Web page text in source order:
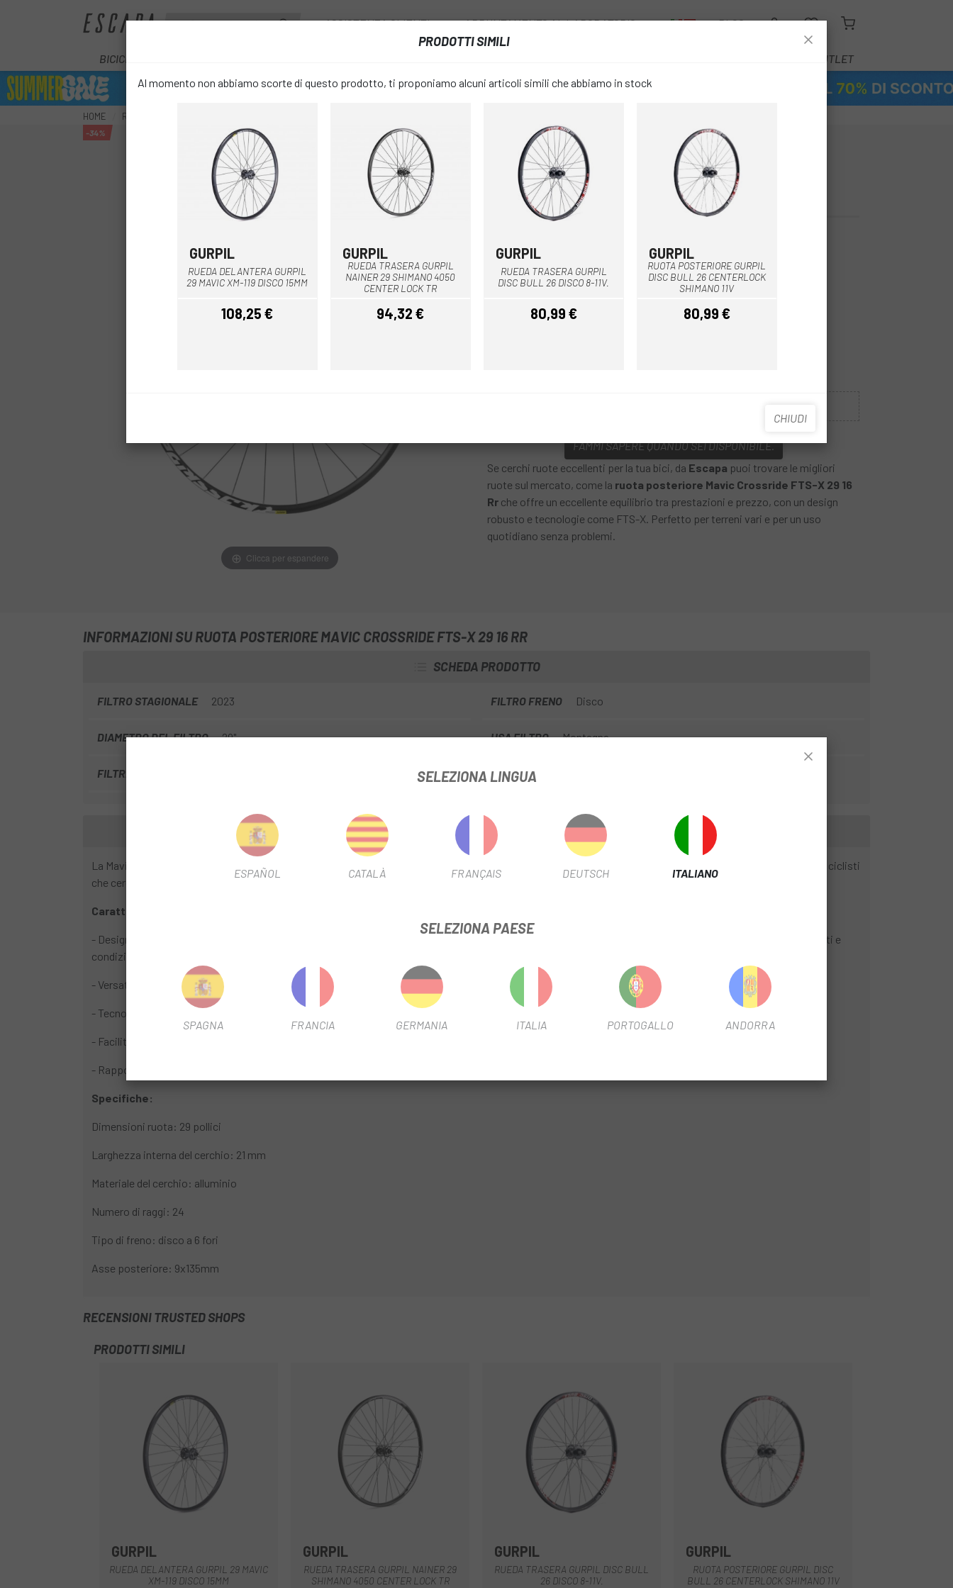
ASSISTENZA CLIENTI APPUNTAMENTO AL LABORATORIO BLOG
BICICLETTE OUTLET
HOME RUOTE
favorite_border
-34%
Clicca per espandere
RUOTA POSTERIORE MAVIC
CROSSRIDE FTS-X 29 16 RR
MISURARE: NO
FAMMI SAPERE QUANDO SEI DISPONIBILE.
PRODOTTI SIMILI
Al momento non abbiamo scorte di questo prodotto, ti proponiamo alcuni articoli simili che abbiamo in stock
GURPIL
RUEDA DELANTERA GURPIL
29 MAVIC XM-119 DISCO 15MM
Prezzo
108,25 €
GURPIL
RUEDA TRASERA GURPIL
NAINER 29 SHIMANO 4050
CENTER LOCK TR
Prezzo
94,32 €
GURPIL
RUEDA TRASERA GURPIL
DISC BULL 26 DISCO 8-11V.
Prezzo
80,99 €
GURPIL
RUOTA POSTERIORE GURPIL
DISC BULL 26 CENTERLOCK
SHIMANO 11V
Prezzo
80,99 €
CHIUDI
Se cerchi ruote eccellenti per la tua bici, da Escapa puoi trovare le migliori
ruote sul mercato, come la ruota posteriore Mavic Crossride FTS-X 29 16
Rr che offre un eccellente equilibrio tra prestazioni e prezzo, con un design
robusto e tecnologie come FTS-X. Perfetto per terreni vari e per un uso
quotidiano senza problemi.
INFORMAZIONI SU RUOTA POSTERIORE MAVIC CROSSRIDE FTS-X 29 16 RR
SCHEDA PRODOTTO
FILTRO STAGIONALE 2023 FILTRO FRENO Disco
DIAMETRO DEL FILTRO 29" USA FILTRO Montagna
FILTRA TIPO DI DISCO
INFORMAZIONI SUL PRODOTTO
La Mavic Crossride FTS-X 29 16 RR è una ruota da montagna progettata per offrire un eccellente equilibrio tra prestazioni e durata. È una scelta popolare tra i ciclisti
che cercano una ruota affidabile e versatile per le loro avventure fuoristrada.
Caratteristiche:
- Design robusto: costruita con materiali di alta qualità, questa ruota è progettata per resistere alle esigenze della mountain bike, compresi terreni accidentati e
condizioni meteorologiche avverse.
- Versatilità: il suo profilo e la sua costruzione lo rendono adatto a un'ampia gamma di stili di mountain bike, dal cross country al trail.
- Tecnologia FTS-X: questo sistema di corpo a ruota libera garantisce un'efficiente trasmissione della potenza e una lunga durata.
- Facilità di manutenzione: i mozzi delle ruote sono facili da regolare e manutenere, riducendo i tempi di fermo della bicicletta.
- Rapporto qualità-prezzo: il Crossride FTS-X offre prestazioni solide a un prezzo competitivo, rendendolo un'opzione interessante per molti ciclisti.
Specifiche:
Dimensioni ruota: 29 pollici
Larghezza interna del cerchio: 21 mm
Materiale del cerchio: alluminio
Numero di raggi: 24
Tipo di freno: disco a 6 fori
Asse posteriore: 9x135mm
RECENSIONI TRUSTED SHOPS
PRODOTTI SIMILI
GURPIL
RUEDA DELANTERA GURPIL 29 MAVIC
XM-119 DISCO 15MM
GURPIL
RUEDA TRASERA GURPIL NAINER 29
SHIMANO 4050 CENTER LOCK TR
GURPIL
RUEDA TRASERA GURPIL DISC BULL
26 DISCO 8-11V.
GURPIL
RUOTA POSTERIORE GURPIL DISC
BULL 26 CENTERLOCK SHIMANO 11V
SELEZIONA LINGUA
ESPAÑOL CATALÀ FRANÇAIS DEUTSCH ITALIANO
SELEZIONA PAESE
SPAGNA FRANCIA GERMANIA ITALIA PORTOGALLO ANDORRA